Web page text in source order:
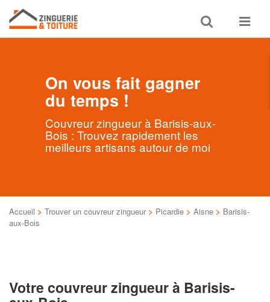
Toggle
search
Toggle
On vous fait gagner
du temps !
Couvreur zingueur à Barisis-aux-
Bois : Trouvez rapidement les
meilleurs artisans autour de moi
Accueil > Trouver un couvreur zingueur > Picardie > Aisne > Barisis-
aux-Bois
Votre couvreur zingueur à Barisis-